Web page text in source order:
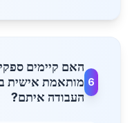
6
האם קיימים
מותאמת אישית
העבודה איתם?